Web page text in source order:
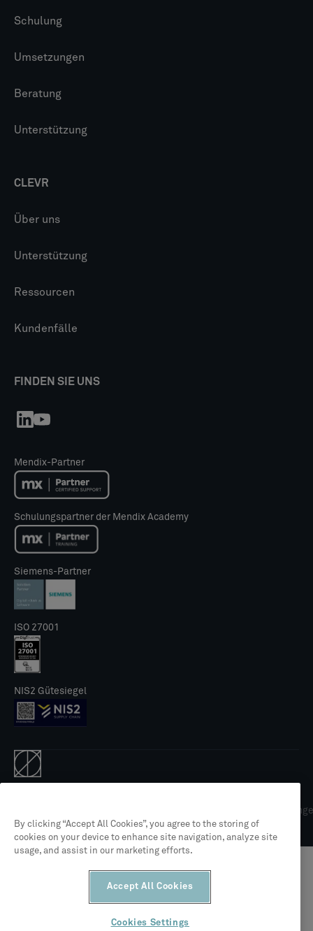
Schulung
Umsetzungen
Beratung
Unterstützung
CLEVR
Über uns
Unterstützung
Ressourcen
Kundenfälle
FINDEN SIE UNS
Mendix-Partner
Schulungspartner der Mendix Academy
Siemens-Partner
ISO 27001
NIS2 Gütesiegel
Allgemeine
By clicking “Accept All Cookies”, you agree to the storing of
cookies on your device to enhance site navigation, analyze site
usage, and assist in our marketing efforts.
Accept All Cookies
Cookies Settings